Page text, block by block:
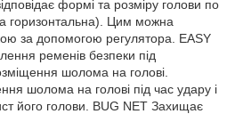
формі та розміру голови по
горизонтальна). Цим можна
за допомогою регулятора. EASY
ременів безпеки під
шолома на голові.
шолома на голові під час удару і
його голови. BUG NET Захищає